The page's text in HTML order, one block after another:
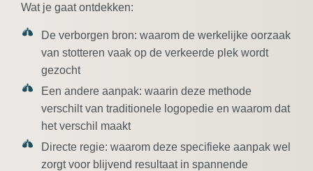
Wat je gaat ontdekken:
De verborgen bron: waarom de werkelijke oorzaak
van stotteren vaak op de verkeerde plek wordt
gezocht
Een andere aanpak: waarin deze methode
verschilt van traditionele logopedie en waarom dat
het verschil maakt
Directe regie: waarom deze specifieke aanpak wel
zorgt voor blijvend resultaat in spannende